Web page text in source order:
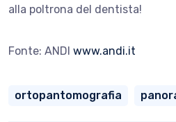
alla poltrona del dentista!
Fonte: ANDI www.andi.it
ortopantomografia